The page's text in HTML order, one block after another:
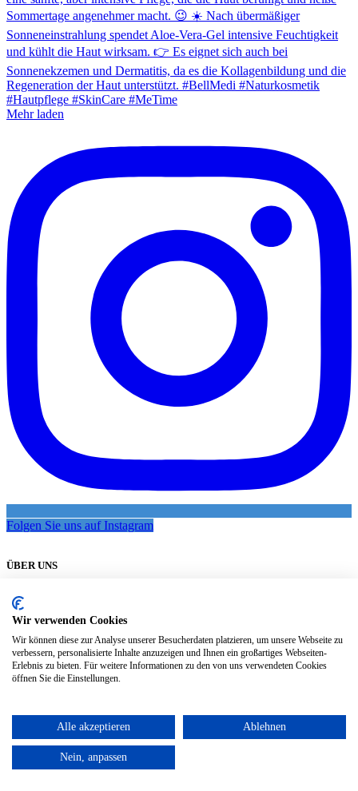
Mehr laden
Folgen Sie uns auf Instagram
ÜBER UNS
Mit den Produkten von BellMedi können Sie Ihre Haut, Ihre Haare
und Ihre Nägel nur mit den wirksamsten und gesündesten Produkten
behandeln.
Sie werden gerne zu ihnen zurückkehren, weil die Ergebnisse
spürbar sind, und Sie wissen, dass Sie Ihrer Haut nur das Beste und
Gesündeste geben.
Versandkosten ab 4.90 €
Bei Bestellung über 50 € ist absolut
Wir verwenden Cookies
Wir können diese zur Analyse unserer Besucherdaten platzieren, um unsere Webseite zu
verbessern, personalisierte Inhalte anzuzeigen und Ihnen ein großartiges Webseiten-
Erlebnis zu bieten. Für weitere Informationen zu den von uns verwendeten Cookies
öffnen Sie die Einstellungen.
Alle akzeptieren Ablehnen
Nein, anpassen